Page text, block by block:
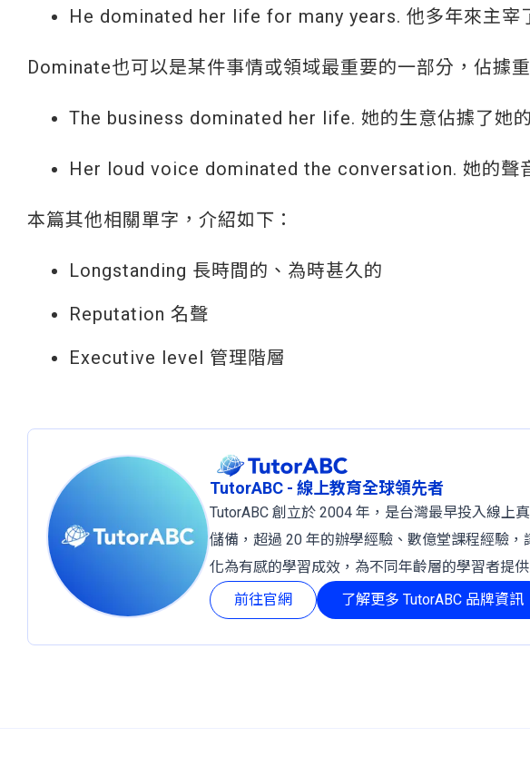
He dominated her life for many years. 他多年來主宰
Dominate也可以是某件事情或領域最重要的一部分，佔據
The business dominated her life. 她的生意佔據了她
Her loud voice dominated the conversation. 她的聲
本篇其他相關單字，介紹如下：
Longstanding 長時間的、為時甚久的
Reputation 名聲
Executive level 管理階層
TutorABC - 線上教育全球領先者
TutorABC 創立於 2004 年，是台灣最早投入線上
儲備，超過 20 年的辦學經驗、數億堂課程經驗
化為有感的學習成效，為不同年齡層的學習者提
前往官網
了解更多 TutorABC 品牌資訊